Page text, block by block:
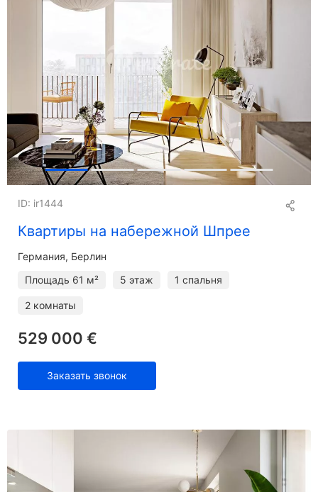
Квартиры на набережной Шпрее
ID: ir1444
Германия, Берлин
Площадь 61 м² 5 этаж 1 спальня
2 комнаты
529 000 €
Заказать звонок